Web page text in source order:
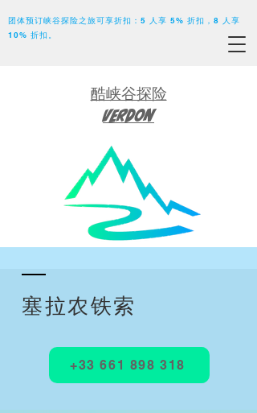
团体预订峡谷探险之旅可享折扣：5 人享 5% 折扣，8 人享
10% 折扣。
酷峡谷探险
Verdon
塞拉农铁索
+33 661 898 318